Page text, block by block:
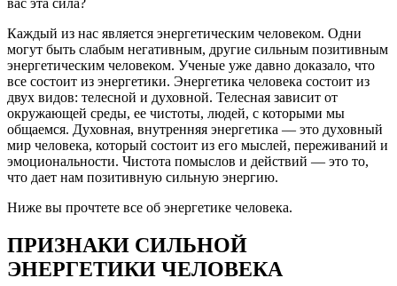
Каждый из нас является энергетическим человеком. Одни
могут быть слабым негативным, другие сильным позитивным
энергетическим человеком. Ученые уже давно доказало, что
все состоит из энергетики. Энергетика человека состоит из
двух видов: телесной и духовной. Телесная зависит от
окружающей среды, ее чистоты, людей, с которыми мы
общаемся. Духовная, внутренняя энергетика — это духовный
мир человека, который состоит из его мыслей, переживаний и
эмоциональности. Чистота помыслов и действий — это то,
что дает нам позитивную сильную энергию.
Ниже вы прочтете все об энергетике человека.
ПРИЗНАКИ СИЛЬНОЙ
ЭНЕРГЕТИКИ ЧЕЛОВЕКА